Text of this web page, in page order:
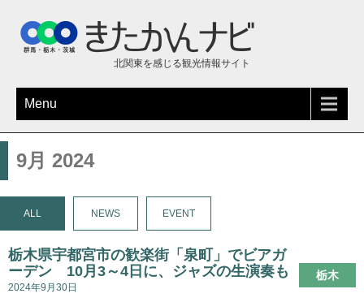
北関東を感じる観光情報サイト
Menu
9月 2024
ALL NEWS EVENT
栃木
栃木県宇都宮市の歓楽街「泉町」でビアガ
ーデン 10月3～4日に、ジャズの生演奏も
2024年9月30日